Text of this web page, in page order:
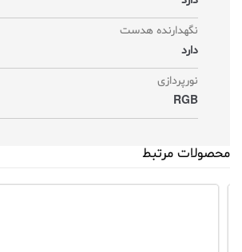
نگهدارنده هدست
دارد
نورپردازی
RGB
محصولات مرتبط